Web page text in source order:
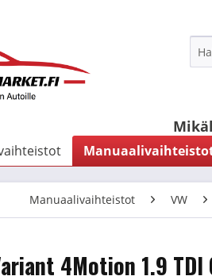
Manuaalivaihteistot VW
4Motion 1.9